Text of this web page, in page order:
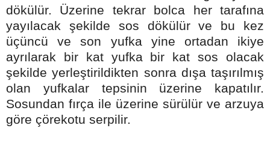
dökülür. Üzerine tekrar bolca her tarafına
yayılacak şekilde sos dökülür ve bu kez
üçüncü ve son yufka yine ortadan ikiye
ayrılarak bir kat yufka bir kat sos olacak
şekilde yerleştirildikten sonra dışa taşırılmış
olan yufkalar tepsinin üzerine kapatılır.
Sosundan fırça ile üzerine sürülür ve arzuya
göre çörekotu serpilir.